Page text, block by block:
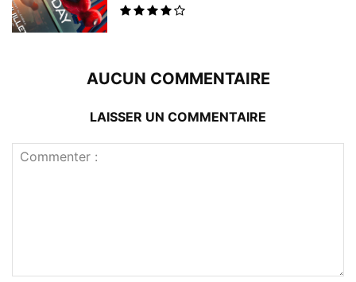
AUCUN COMMENTAIRE
LAISSER UN COMMENTAIRE